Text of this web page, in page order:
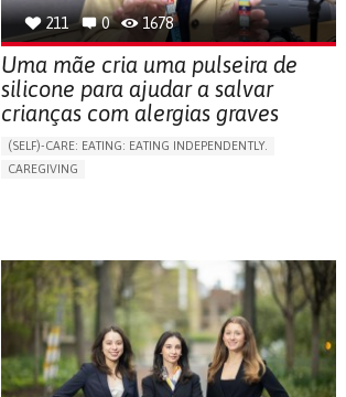
211 0 1678
Uma mãe cria uma pulseira de
silicone para ajudar a salvar
crianças com alergias graves
(SELF)-CARE: EATING: EATING INDEPENDENTLY.
CAREGIVING
ALLEVIATING ALLERGIES
PREVENTING (VACCINATION, PROTECTION, FALLS,
RESEARCH/MAPPING)
CAREGIVING SUPPORT
IMMUNO-ALLERGOLOGY